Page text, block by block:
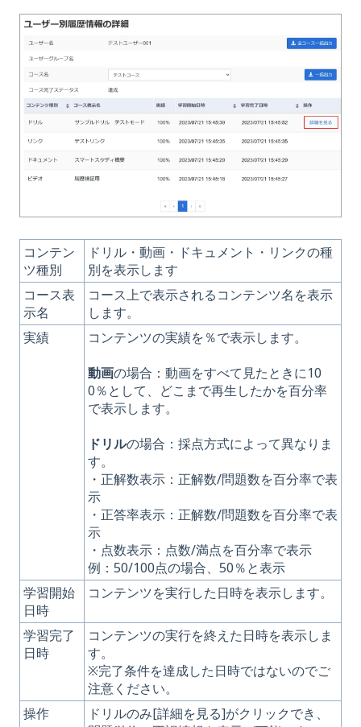
コンテン
ツ種別
ドリル・動画・ドキュメント・リンクの種
別を表示します
コース表
示名
コース上で表示されるコンテンツ名を表示
します。
実績
コンテンツの実績を％で表示します。
動画の場合：動画をすべて見たときに10
0％として、どこまで再生したかを百分率
で表示します。
ドリルの場合：採点方式によって異なりま
す。
・正解数表示：正解数/問題数を百分率で表
示
・正答率表示：正解数/問題数を百分率で表
示
・点数表示：点数/満点を百分率で表示
例：50/100点の場合、50％と表示
学習開始
日時
コンテンツを実行した日時を表示します。
学習完了
日時
コンテンツの実行を終えた日時を表示しま
す。
※完了条件を達成した日時ではないのでご
注意ください。
操作
ドリルのみ[詳細を見る]がクリックでき、